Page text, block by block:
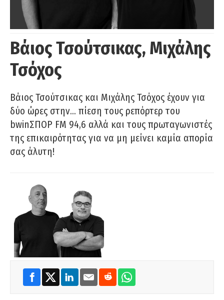
Βάιος Τσούτσικας, Μιχάλης
Τσόχος
Βάιος Τσούτσικας και Μιχάλης Τσόχος έχουν για
δύο ώρες στην… πίεση τους ρεπόρτερ του
bwinΣΠΟΡ FM 94,6 αλλά και τους πρωταγωνιστές
της επικαιρότητας για να μη μείνει καμία απορία
σας άλυτη!